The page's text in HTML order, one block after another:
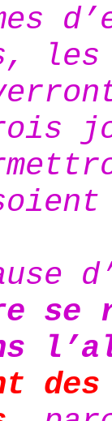
les
se